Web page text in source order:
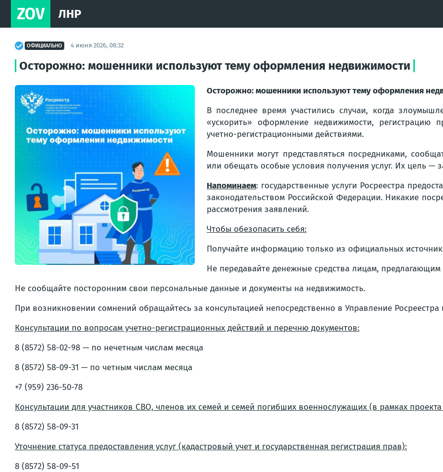
ZOV ЛНР
ОФИЦИАЛЬНО 4 июня 2026, 08:32
Осторожно: мошенники используют тему оформления недвижимости
Осторожно: мошенники используют тему оформления
В последнее время участились случаи, когда
«ускорить» оформление недвижимости, регистрацию
учетно-регистрационными действиями.
Мошенники могут представляться посредниками,
или обещать особые условия получения услуг. Их цель —
Напоминаем: государственные услуги Росреестра
законодательством Российской Федерации. Никакие
рассмотрения заявлений.
Чтобы обезопасить себя:
Получайте информацию только из официальных
Не передавайте денежные средства лицам,
Не сообщайте посторонним свои персональные данные и документы на недвижимость.
При возникновении сомнений обращайтесь за консультацией непосредственно в Управление
Консультации по вопросам учетно-регистрационных действий и перечню документов:
8 (8572) 58-02-98 — по нечетным числам месяца
8 (8572) 58-09-31 — по четным числам месяца
+7 (959) 236-50-78
Консультации для участников СВО, членов их семей и семей погибших военнослужащих (в рамках проекта
8 (8572) 58-09-31
Уточнение статуса предоставления услуг (кадастровый учет и государственная регистрация прав):
8 (8572) 58-09-51